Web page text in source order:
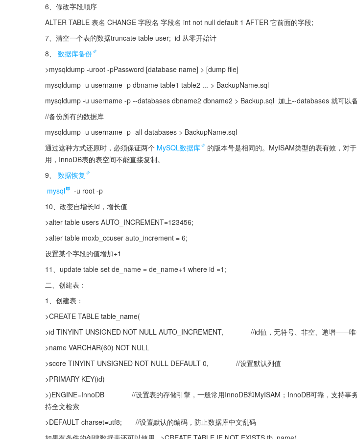
6、修改字段顺序
ALTER TABLE 表名 CHANGE 字段名 字段名 int not null default 1 AFTER 它前面的字段;
7、清空一个表的数据truncate table user;  id 从零开始计
8、
数据库备份
>mysqldump -uroot -pPassword [database name] > [dump file]
mysqldump -u username -p dbname table1 table2 ...-> BackupName.sql
mysqldump -u username -p --databases dbname2 dbname2 > Backup.sql  加上--databases 就可以
//备份所有的数据库
mysqldump -u username -p -all-databases > BackupName.sql
通过这种方式还原时，必须保证两个 MySQL数据库
的版本号是相同的。MyISAM类型的表有效，对
用，InnoDB表的表空间不能直接复制。
9、
数据恢复
mysql
-u root -p
10、改变自增长Id，增长值
>alter table users AUTO_INCREMENT=123456;
>alter table moxb_ccuser auto_increment = 6;
设置某个字段的值增加+1
11、update table set de_name = de_name+1 where id =1;
二、创建表：
1、创建表：
>CREATE TABLE table_name(
>id TINYINT UNSIGNED NOT NULL AUTO_INCREMENT,　　　　//id值，无符号、非空、递增——唯
>name VARCHAR(60) NOT NULL
>score TINYINT UNSIGNED NOT NULL DEFAULT 0,　　　　//设置默认列值
>PRIMARY KEY(id)
>)ENGINE=InnoDB　　　　//设置表的存储引擎，一般常用InnoDB和MyISAM；InnoDB可靠，支持事
持全文检索
>DEFAULT charset=utf8;　　//设置默认的编码，防止数据库中文乱码